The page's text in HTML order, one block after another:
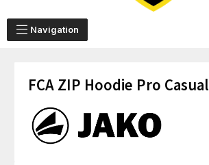
Navigation
FCA ZIP Hoodie Pro Casual